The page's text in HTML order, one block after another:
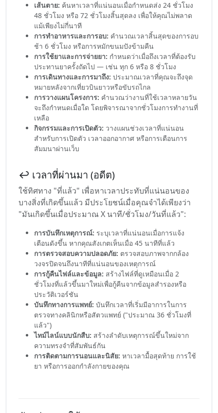
เส้นตาย: ค้นหาเวลาที่แน่นอนเมื่อกำหนดส่ง 24 ชั่วโมง
48 ชั่วโมง หรือ 72 ชั่วโมงสิ้นสุดลง เพื่อให้คุณไม่พลาด
แม้เพียงไม่กี่นาที
การทำอาหารและการอบ: คำนวณเวลาสิ้นสุดของการอบ
ช้า 6 ชั่วโมง หรือการหมักขนมปังข้ามคืน
การใช้ยาและการจ่ายยา: กำหนดว่าเมื่อถึงเวลาที่ต้องรับ
ประทานยาครั้งถัดไป — เช่น ทุก 6 หรือ 8 ชั่วโมง
การเดินทางและการมาถึง: ประมาณเวลาที่คุณจะถึงจุด
หมายหลังจากเที่ยวบินยาวหรือขับรถไกล
การวางแผนโครงการ: คำนวณว่างานที่ใช้เวลาหลายวัน
จะถึงกำหนดเมื่อใด โดยพิจารณาจากชั่วโมงการทำงานที่
เหลือ
กิจกรรมและการเปิดตัว: วางแผนช่วงเวลาที่แน่นอน
สำหรับการเปิดตัว เวลาออกอากาศ หรือการเตือนการ
สัมมนาผ่านเว็บ
↩️ เวลาที่ผ่านมา (อดีต)
ใช้ทิศทาง "ที่แล้ว" เพื่อหาเวลาประทับที่แน่นอนของ
บางสิ่งที่เกิดขึ้นแล้ว มีประโยชน์เมื่อคุณจำได้เพียงว่า
"มันเกิดขึ้นเมื่อประมาณ X นาที/ชั่วโมง/วันที่แล้ว":
การบันทึกเหตุการณ์: ระบุเวลาที่แน่นอนเมื่อการแจ้ง
เตือนดังขึ้น หากคุณสังเกตเห็นเมื่อ 45 นาทีที่แล้ว
การตรวจสอบความปลอดภัย: ตรวจสอบภาพจากกล้อง
วงจรปิดจนถึงนาทีที่แน่นอนของเหตุการณ์
การกู้คืนไฟล์และข้อมูล: สร้างไฟล์ที่ดูเหมือนเมื่อ 2
ชั่วโมงที่แล้วขึ้นมาใหม่เพื่อกู้คืนจากข้อมูลสำรองหรือ
ประวัติเวอร์ชัน
บันทึกทางการแพทย์: บันทึกเวลาที่เริ่มมีอาการในการ
ตรวจทางคลินิกหรือสัตวแพทย์ ("ประมาณ 36 ชั่วโมงที่
แล้ว")
ไทม์ไลน์แบบนักสืบ: สร้างลำดับเหตุการณ์ขึ้นใหม่จาก
ความทรงจำที่สัมพันธ์กัน
การติดตามการนอนและนิสัย: หาเวลามื้อสุดท้าย การใช้
ยา หรือการออกกำลังกายของคุณ